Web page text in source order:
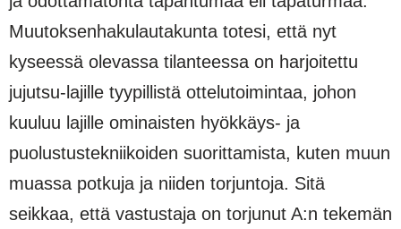
Muutoksenhakulautakunta totesi, että nyt
kyseessä olevassa tilanteessa on harjoitettu
jujutsu-lajille tyypillistä ottelutoimintaa, johon
kuuluu lajille ominaisten hyökkäys- ja
puolustustekniikoiden suorittamista, kuten muun
muassa potkuja ja niiden torjuntoja. Sitä
seikkaa, että vastustaja on torjunut A:n tekemän